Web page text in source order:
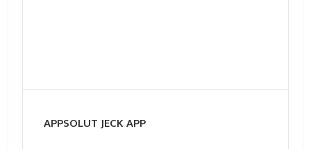
APPSOLUT JECK APP